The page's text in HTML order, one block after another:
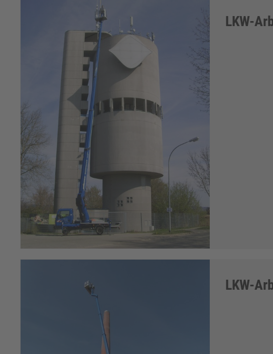
LKW-
LKW-